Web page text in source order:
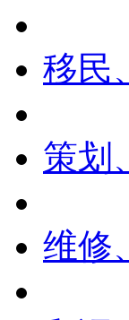
移民
策划
维修